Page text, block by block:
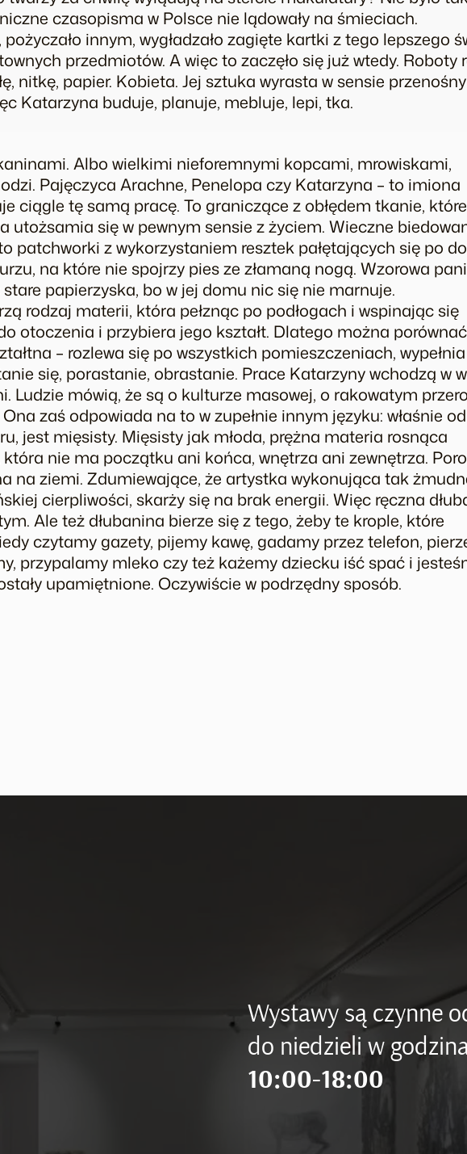
czasopisma w Polsce nie lądowały na śmieciach.
innym, wygładzało zagięte kartki z tego lepszego
przedmiotów. A więc to zaczęło się już wtedy. Roboty
nitkę, papier. Kobieta. Jej sztuka wyrasta w sensie
Katarzyna buduje, planuje, mebluje, lepi, tka.
Albo wielkimi nieforemnymi kopcami, mrowiskami,
Pajęczyca Arachne, Penelopa czy Katarzyna – to imiona
ciągle tę samą pracę. To graniczące z obłędem tkanie,
utożsamia się w pewnym sensie z życiem. Wieczne
patchworki z wykorzystaniem resztek pałętających się po
na które nie spojrzy pies ze złamaną nogą. Wzorowa
papierzyska, bo w jej domu nic się nie marnuje.
rodzaj materii, która pełznąc po podłogach i wspinając się
otoczenia i przybiera jego kształt. Dlatego można porównać
– rozlewa się po wszystkich pomieszczeniach, wypełnia
się, porastanie, obrastanie. Prace Katarzyny wchodzą w
Ludzie mówią, że są o kulturze masowej, o rakowatym
zaś odpowiada na to w zupełnie innym języku: właśnie
jest mięsisty. Mięsisty jak młoda, prężna materia rosnąca
nie ma początku ani końca, wnętrza ani zewnętrza.
na ziemi. Zdumiewające, że artystka wykonująca tak
cierpliwości, skarży się na brak energii. Więc ręczna
Ale też dłubanina bierze się z tego, żeby te krople, które
czytamy gazety, pijemy kawę, gadamy przez telefon,
przypalamy mleko czy też każemy dziecku iść spać i
upamiętnione. Oczywiście w podrzędny sposób.
Wystawy są czynne
do niedzieli w
10:00-18:00